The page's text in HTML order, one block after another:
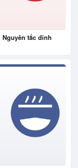
tắc dinh